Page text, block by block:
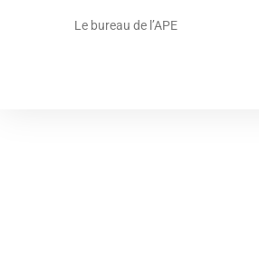
Le bureau de l’APE